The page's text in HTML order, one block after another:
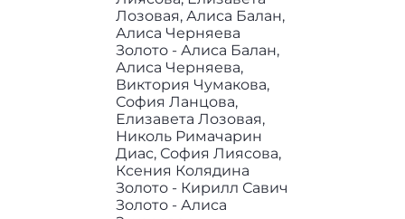
Лозовая, Алиса Балан,
Алиса Черняева
Золото - Алиса Балан,
Алиса Черняева,
Виктория Чумакова,
София Ланцова,
Елизавета Лозовая,
Николь Римачарин
Диас, София Лиясова,
Ксения Колядина
Золото - Кирилл Савич
Золото - Алиса